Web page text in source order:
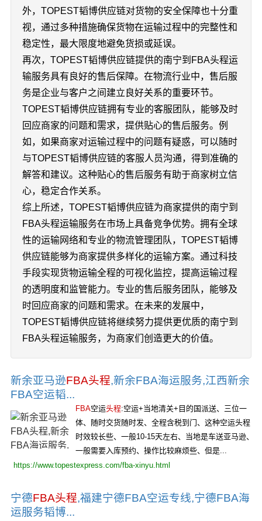
外，TOPEST韬博供应链对货物的安全保障也十分重
视，通过多种措施确保货物在运输过程中的完整性和
稳定性，最大限度地避免货损或延误。
再次，TOPEST韬博供应链提供的南宁到FBA头程运
输服务具有良好的售后保障。在物流行业中，售后服
务是企业与客户之间建立良好关系的重要环节。
TOPEST韬博供应链拥有专业的客服团队，能够及时
回应商家的问题和需求，提供贴心的售后服务。例
如，如果商家对运输过程中的问题有疑惑，可以随时
与TOPEST韬博供应链的客服人员沟通，得到准确的
解答和建议。这种贴心的售后服务有助于商家树立信
心，稳定合作关系。
综上所述，TOPEST韬博供应链为商家提供的南宁到
FBA头程运输服务在市场上具备竞争优势。拥有全球
性的运输网络和专业的物流管理团队，TOPEST韬博
供应链能够为商家提供多样化的运输方案。通过科技
手段实现货物运输全程的可视化监控，提高运输过程
的透明度和监管能力。专业的售后服务团队，能够及
时回应商家的问题和需求。在未来的发展中，
TOPEST韬博供应链将继续努力提供更优质的南宁到
FBA头程运输服务，为商家们创造更大的价值。
新余亚马逊FBA头程,新余FBA海运服务,江西新余
FBA空运韬...
FBA空运头程:空运+当地清关+目的国派送、三位一
体、随时交货随时发、全程含税到门、这种空运头程
时效较长些、一般10-15天左右、当地是车送亚马逊、
一般需要入库预约、操作比较麻烦些、但是...
https://www.topestexpress.com/fba-xinyu.html
宁德FBA头程,福建宁德FBA空运专线,宁德FBA海
运服务韬博...